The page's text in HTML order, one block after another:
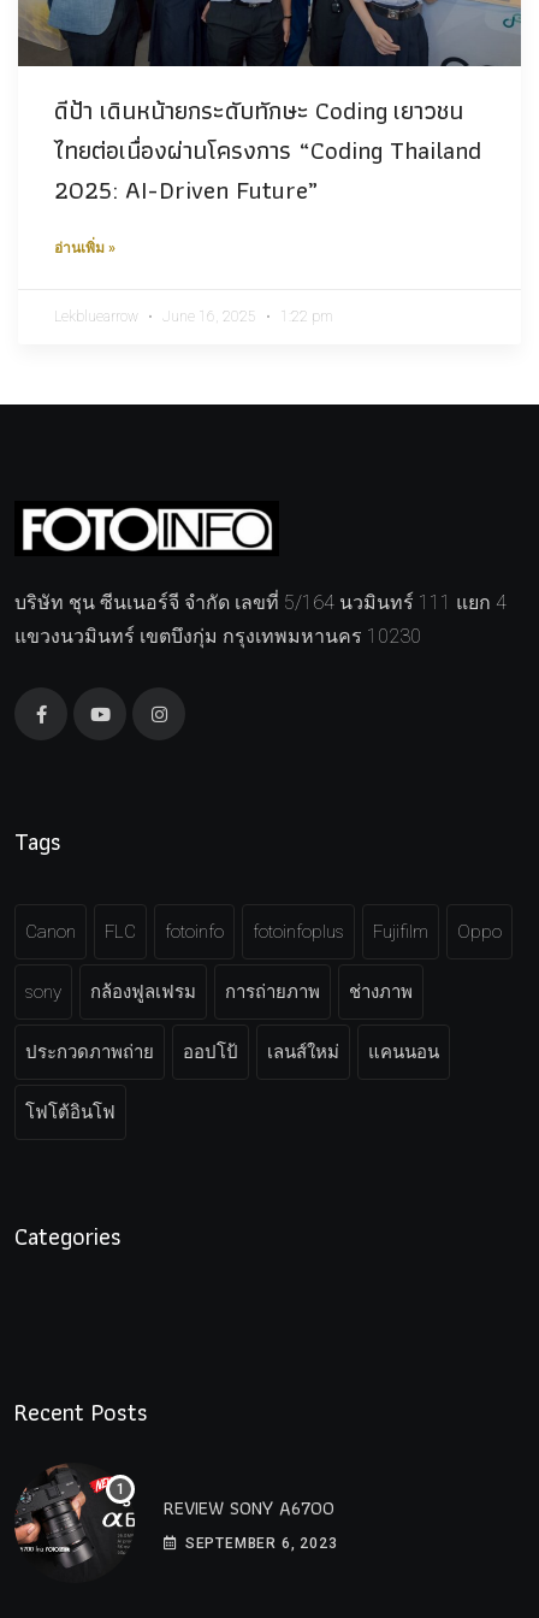
ดีป้า เดินหน้ายกระดับทักษะ Coding เยาวชน
ไทยต่อเนื่องผ่านโครงการ “Coding Thailand
2025: AI-Driven Future”
อ่านเพิ่ม »
Lekbluearrow June 16, 2025 1:22 pm
บริษัท ชุน ซีนเนอร์จี จำกัด เลขที่ 5/164 นวมินทร์ 111 แยก 4
แขวงนวมินทร์ เขตบึงกุ่ม กรุงเทพมหานคร 10230
Tags
Canon FLC fotoinfo fotoinfoplus Fujifilm Oppo
sony กล้องฟูลเฟรม การถ่ายภาพ ช่างภาพ
ประกวดภาพถ่าย ออปโป้ เลนส์ใหม่ แคนนอน
โฟโต้อินโฟ
Categories
Recent Posts
REVIEW SONY A6700
SEPTEMBER 6, 2023